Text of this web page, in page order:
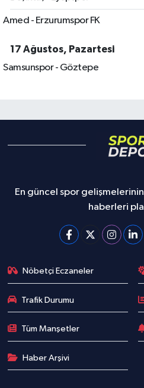
Amed - Erzurumspor FK
17 Ağustos, Pazartesi
Samsunspor - Göztepe
En güncel spor
haberleri
Nöbetçi Eczaneler
Trafik Durumu
Tüm Manşetler
Haber Arşivi